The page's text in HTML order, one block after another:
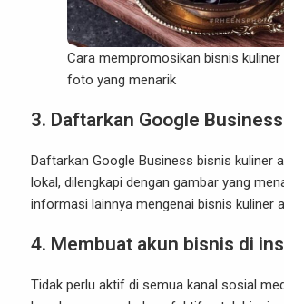
Cara mempromosikan bisnis kuliner
foto yang menarik
3. Daftarkan Google Business
Daftarkan Google Business bisnis kuliner
lokal, dilengkapi dengan gambar yang
informasi lainnya mengenai bisnis kuliner
4. Membuat akun bisnis di
Tidak perlu aktif di semua kanal sosial